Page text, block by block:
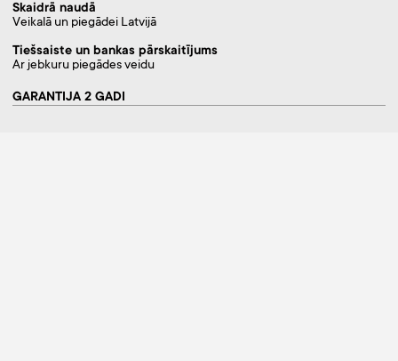
Skaidrā naudā
Veikalā un piegādei Latvijā
Tiešsaiste un bankas pārskaitījums
Ar jebkuru piegādes veidu
GARANTIJA 2 GADI